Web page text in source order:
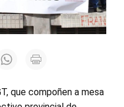
que compoñen a mesa